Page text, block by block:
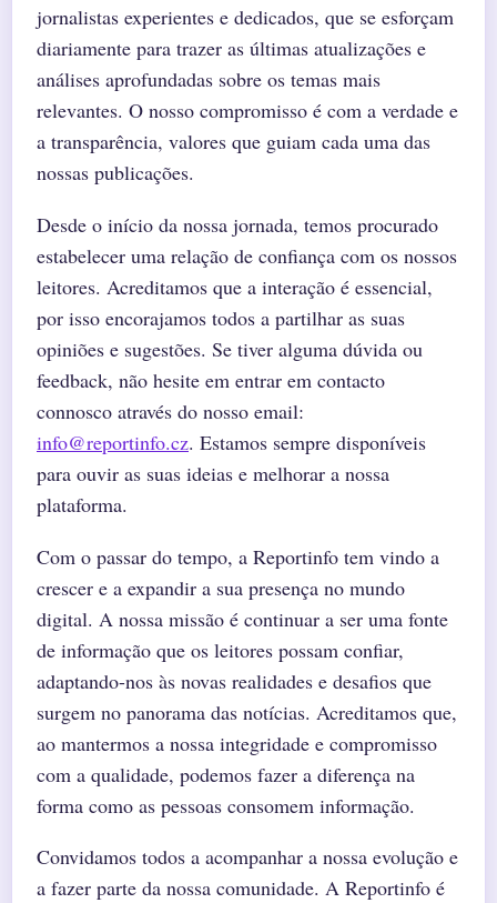
jornalistas experientes e dedicados, que se esforçam
diariamente para trazer as últimas atualizações e
análises aprofundadas sobre os temas mais
relevantes. O nosso compromisso é com a verdade e
a transparência, valores que guiam cada uma das
nossas publicações.
Desde o início da nossa jornada, temos procurado
estabelecer uma relação de confiança com os nossos
leitores. Acreditamos que a interação é essencial,
por isso encorajamos todos a partilhar as suas
opiniões e sugestões. Se tiver alguma dúvida ou
feedback, não hesite em entrar em contacto
connosco através do nosso email:
info@reportinfo.cz. Estamos sempre disponíveis
para ouvir as suas ideias e melhorar a nossa
plataforma.
Com o passar do tempo, a Reportinfo tem vindo a
crescer e a expandir a sua presença no mundo
digital. A nossa missão é continuar a ser uma fonte
de informação que os leitores possam confiar,
adaptando-nos às novas realidades e desafios que
surgem no panorama das notícias. Acreditamos que,
ao mantermos a nossa integridade e compromisso
com a qualidade, podemos fazer a diferença na
forma como as pessoas consomem informação.
Convidamos todos a acompanhar a nossa evolução e
a fazer parte da nossa comunidade. A Reportinfo é